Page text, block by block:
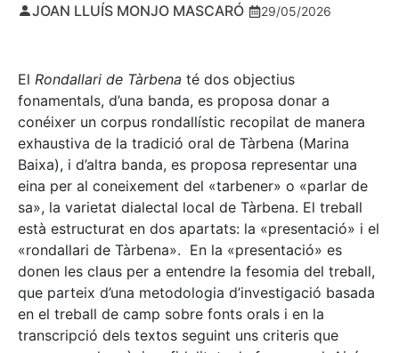
JOAN LLUÍS MONJO MASCARÓ 29/05/2026
El Rondallari de Tàrbena té dos objectius
fonamentals, d’una banda, es proposa donar a
conéixer un corpus rondallístic recopilat de manera
exhaustiva de la tradició oral de Tàrbena (Marina
Baixa), i d’altra banda, es proposa representar una
eina per al coneixement del «tarbener» o «parlar de
sa», la varietat dialectal local de Tàrbena. El treball
està estructurat en dos apartats: la «presentació» i el
«rondallari de Tàrbena». En la «presentació» es
donen les claus per a entendre la fesomia del treball,
que parteix d’una metodologia d’investigació basada
en el treball de camp sobre fonts orals i en la
transcripció dels textos seguint uns criteris que